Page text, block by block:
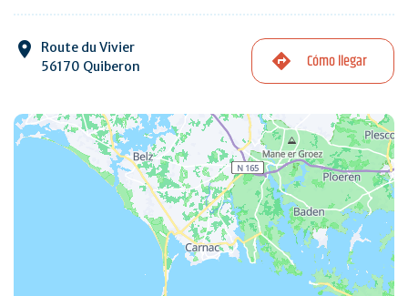
Route du Vivier
56170 Quiberon
Cómo llegar